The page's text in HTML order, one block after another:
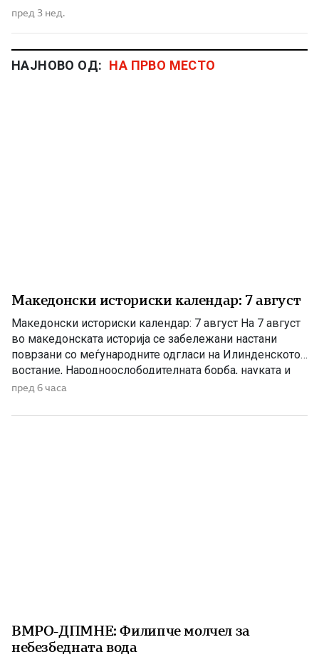
пред 3 нед.
НАЈНОВО ОД: НА ПРВО МЕСТО
Македонски историски календар: 7 август
Македонски историски календар: 7 август На 7 август
во македонската историја се забележани настани
поврзани со меѓународните одгласи на Илинденското
востание, Народноослободителната борба, науката и
современата македонска уметност. 1903 – Европскиот
1903 година европската јавност ги добила првите
пред 6 часа
ВМРО-ДПМНЕ: Филипче молчел за
небезбедната вода